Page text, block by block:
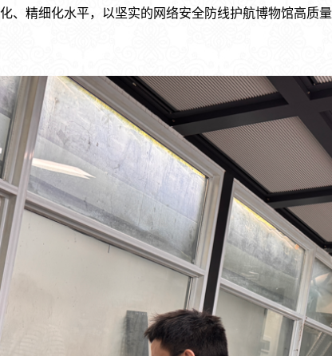
、精细化水平，以坚实的网络安全防线护航博物馆高质